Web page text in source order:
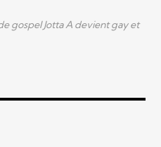
gospel Jotta A devient gay et